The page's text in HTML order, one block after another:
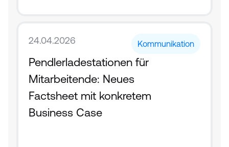
24.04.2026 Kommunikation
Pendlerladestationen für
Mitarbeitende: Neues
Factsheet mit konkretem
Business Case